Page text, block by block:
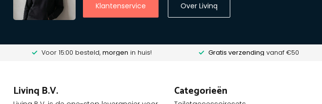
Klantenservice Over Livinq
Voor 15:00 besteld, morgen in huis! Gratis verzending vanaf €50
Livinq B.V. Categorieën